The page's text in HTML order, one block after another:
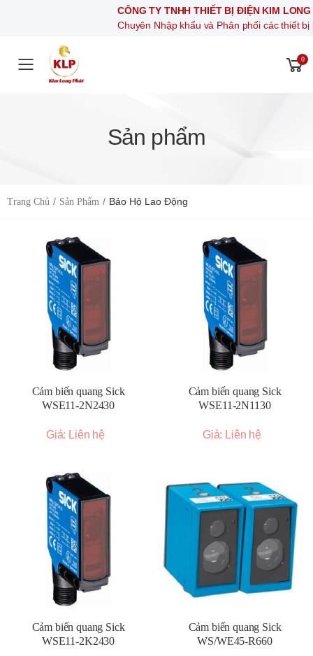
CÔNG TY TNHH THIẾT BỊ ĐIỆN KIM LONG PHÁT
Chuyên Nhập khẩu và Phân phối các thiết bị khí nén, thiết
Toggle mobile menu
0
Sản phẩm
Trang Chủ Sản Phẩm Bảo Hộ Lao Động
Cảm biến quang Sick
WSE11-2N2430
Giá: Liên hệ
Cảm biến quang Sick
WSE11-2N1130
Giá: Liên hệ
Cảm biến quang Sick
WSE11-2K2430
Cảm biến quang Sick
WS/WE45-R660